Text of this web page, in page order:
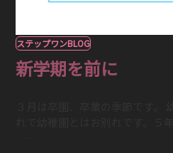
ステップワンBLOG
新学期を前に
れで幼稚園とはお別れです。